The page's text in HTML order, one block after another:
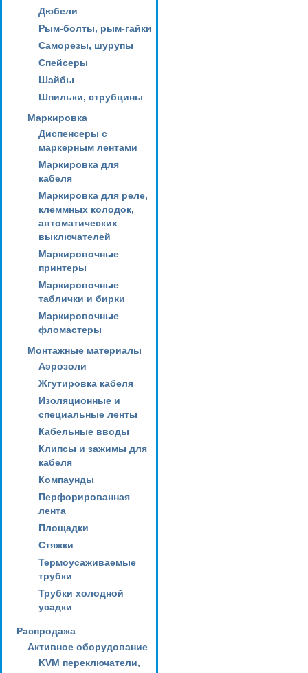
Дюбели
Рым-болты, рым-гайки
Саморезы, шурупы
Спейсеры
Шайбы
Шпильки, струбцины
Маркировка
Диспенсеры с
маркерным лентами
Маркировка для
кабеля
Маркировка для реле,
клеммных колодок,
автоматических
выключателей
Маркировочные
принтеры
Маркировочные
таблички и бирки
Маркировочные
фломастеры
Монтажные материалы
Аэрозоли
Жгутировка кабеля
Изоляционные и
специальные ленты
Кабельные вводы
Клипсы и зажимы для
кабеля
Компаунды
Перфорированная
лента
Площадки
Стяжки
Термоусаживаемые
трубки
Трубки холодной
усадки
Распродажа
Активное оборудование
KVM переключатели,